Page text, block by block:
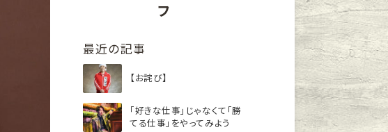
フ
最近の記事
【お詫び】
「好きな仕事」じゃなくて「勝
てる仕事」をやってみよう